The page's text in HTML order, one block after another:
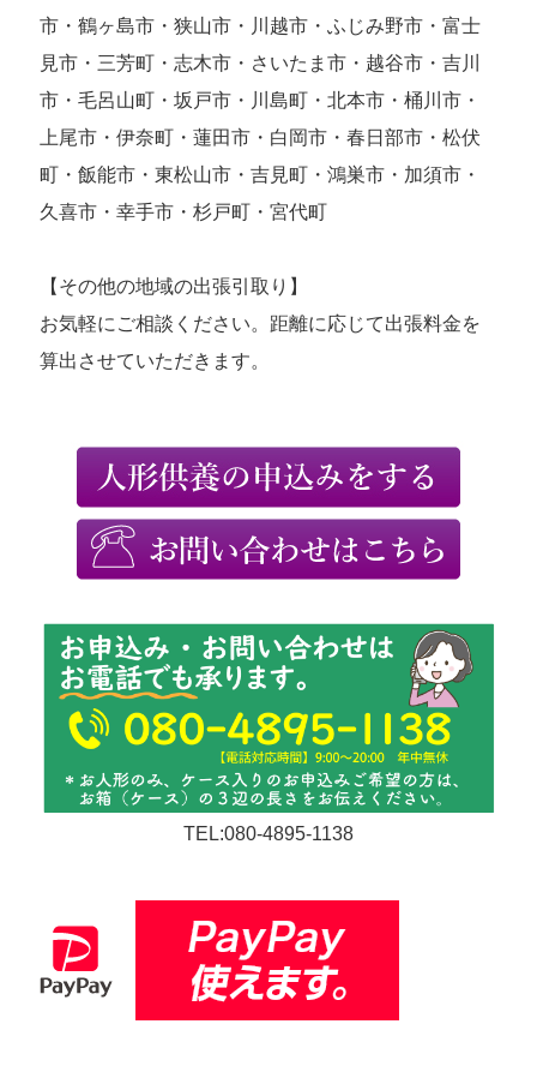
市・鶴ヶ島市・狭山市・川越市・ふじみ野市・富士
見市・三芳町・志木市・さいたま市・越谷市・吉川
市・毛呂山町・坂戸市・川島町・北本市・桶川市・
上尾市・伊奈町・蓮田市・白岡市・春日部市・松伏
町・飯能市・東松山市・吉見町・鴻巣市・加須市・
久喜市・幸手市・杉戸町・宮代町
【その他の地域の出張引取り】
お気軽にご相談ください。距離に応じて出張料金を
算出させていただきます。
TEL:080-4895-1138